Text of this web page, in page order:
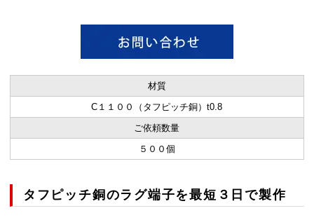
材質
C１１００（タフピッチ銅）t0.8
ご依頼数量
５００個
タフピッチ銅のラグ端子を最短３日で製作